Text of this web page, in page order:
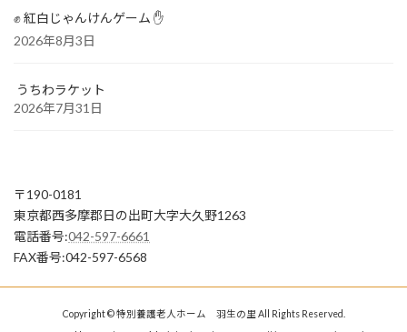
✊ 紅白じゃんけんゲーム ✋
2026年8月3日
うちわラケット
2026年7月31日
〒190-0181
東京都西多摩郡日の出町大字大久野1263
電話番号:042-597-6661
FAX番号:042-597-6568
Copyright © 特別養護老人ホーム 羽生の里 All Rights Reserved.